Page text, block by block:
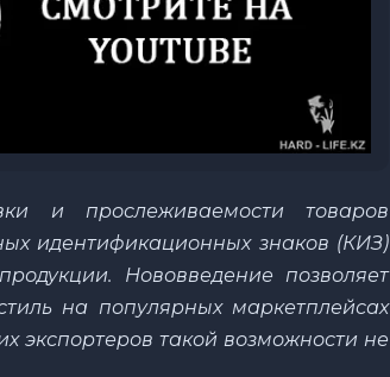
и прослеживаемости товаров
идентификационных знаков (КИЗ)
Нововведение позволяет
на популярных маркетплейсах
экспортеров такой возможности не